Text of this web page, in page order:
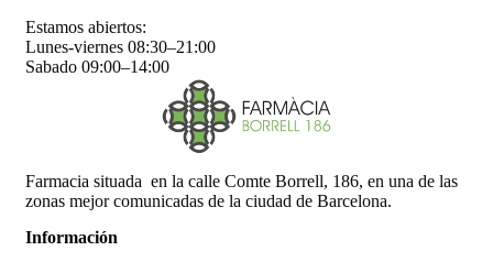
Estamos abiertos:
Lunes-viernes 08:30–21:00
Sabado 09:00–14:00
Farmacia situada en la calle Comte Borrell, 186, en una de las
zonas mejor comunicadas de la ciudad de Barcelona.
Información